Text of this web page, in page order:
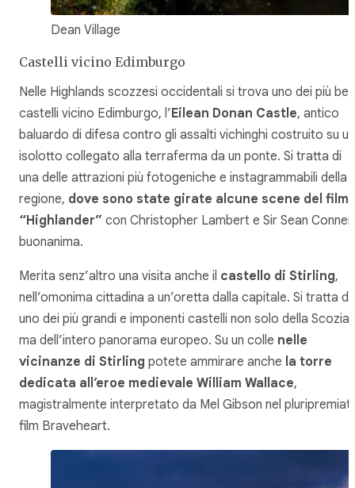
Dean Village
Castelli vicino Edimburgo
Nelle Highlands scozzesi occidentali si trova uno dei più bei
castelli vicino Edimburgo, l’Eilean Donan Castle, antico
baluardo di difesa contro gli assalti vichinghi costruito su un
isolotto collegato alla terraferma da un ponte. Si tratta di
una delle attrazioni più fotogeniche e instagrammabili della
regione, dove sono state girate alcune scene del film
“Highlander” con Christopher Lambert e Sir Sean
buonanima.
Merita senz’altro una visita anche il castello di Stirling,
nell’omonima cittadina a un’oretta dalla capitale. Si tratta di
uno dei più grandi e imponenti castelli non solo della Scozia
ma dell’intero panorama europeo. Su un colle nelle
vicinanze di Stirling potete ammirare anche la torre
dedicata all’eroe medievale William Wallace,
magistralmente interpretato da Mel Gibson nel
film Braveheart.